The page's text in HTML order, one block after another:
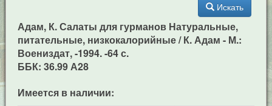
Искать
Адам, К. Салаты для гурманов Натуральные,
питательные, низкокалорийные / К. Адам - М.:
Воениздат, -1994. -64 с.
ББК: 36.99 А28
Имеется в наличии: